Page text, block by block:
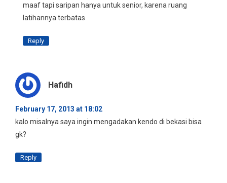
maaf tapi saripan hanya untuk senior, karena ruang
latihannya terbatas
Reply
Hafidh
February 17, 2013 at 18:02
kalo misalnya saya ingin mengadakan kendo di bekasi bisa
gk?
Reply